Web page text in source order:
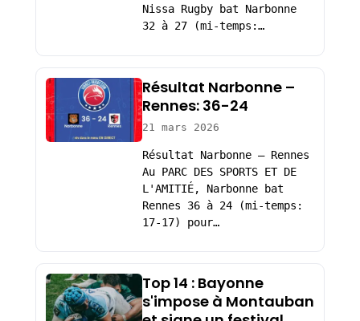
Nissa Rugby bat Narbonne
32 à 27 (mi-temps:…
Résultat Narbonne –
Rennes: 36-24
21 mars 2026
Résultat Narbonne – Rennes
Au PARC DES SPORTS ET DE
L'AMITIÉ, Narbonne bat
Rennes 36 à 24 (mi-temps:
17-17) pour…
Top 14 : Bayonne
s'impose à Montauban